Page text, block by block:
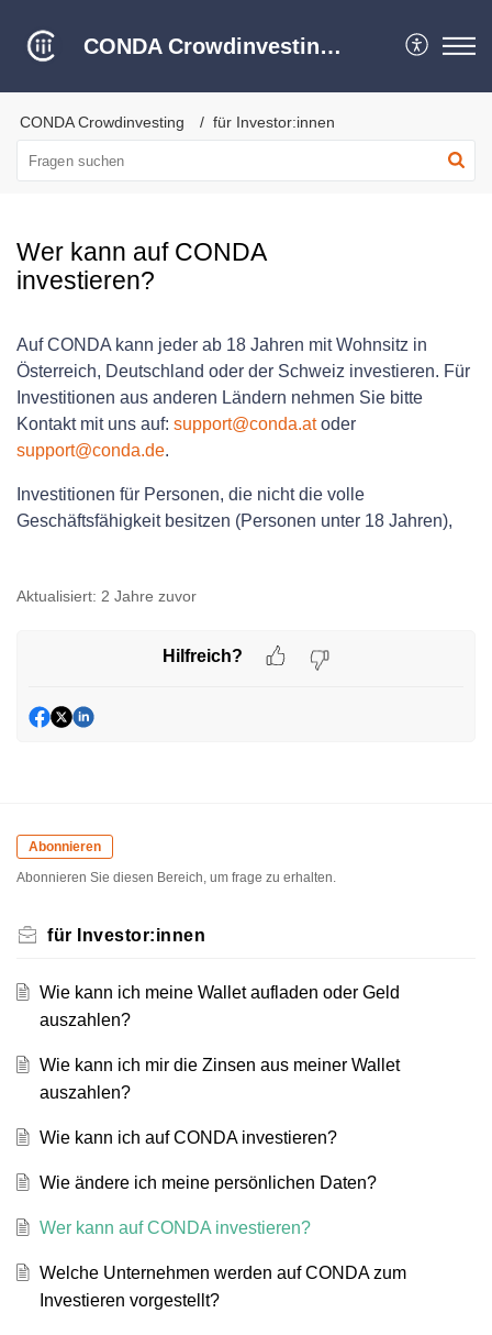
CONDA Crowdinvesting Hilfe Center
CONDA Crowdinvesting für Investor:innen
Wer kann auf CONDA
investieren?
Auf CONDA kann jeder ab 18 Jahren mit Wohnsitz in
Österreich, Deutschland oder der Schweiz investieren. Für
Investitionen aus anderen Ländern nehmen Sie bitte
Kontakt mit uns auf: support@conda.atoder
support@conda.de.
Investitionen für Personen, die nicht die volle
Geschäftsfähigkeit besitzen (Personen unter 18 Jahren),
Aktualisiert: 2 Jahre zuvor
Hilfreich?
Abonnieren
Abonnieren Sie diesen Bereich, um frage zu erhalten.
für Investor:innen
Wie kann ich meine Wallet aufladen oder Geld
auszahlen?
Wie kann ich mir die Zinsen aus meiner Wallet
auszahlen?
Wie kann ich auf CONDA investieren?
Wie ändere ich meine persönlichen Daten?
Wer kann auf CONDA investieren?
Welche Unternehmen werden auf CONDA zum
Investieren vorgestellt?